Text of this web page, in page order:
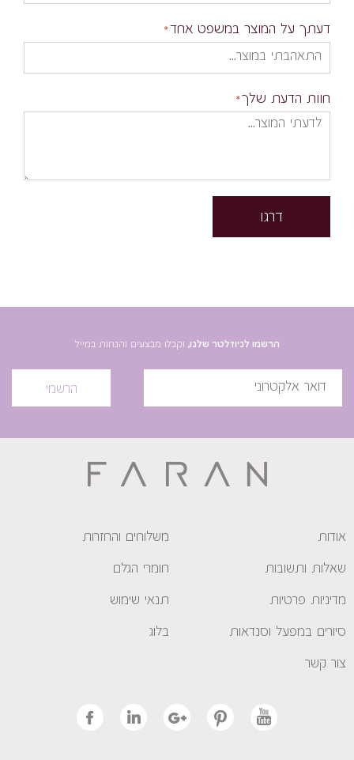
דעתך על המוצר במשפט אחד
חוות הדעת שלך
דרגו
הרשמו לניוזלטר שלנו, וקבלו מבצעים והנחות במייל
הרשמי
אודות משלוחים והחזרות
שאלות ותשובות חומרי הגלם
מדיניות פרטיות תנאי שימוש
סיורים במפעל וסנדאות בלוג
צור קשר